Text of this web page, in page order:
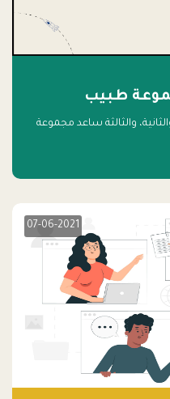
طبيب
والثالثة ساعد مجموعة
07-06-2021